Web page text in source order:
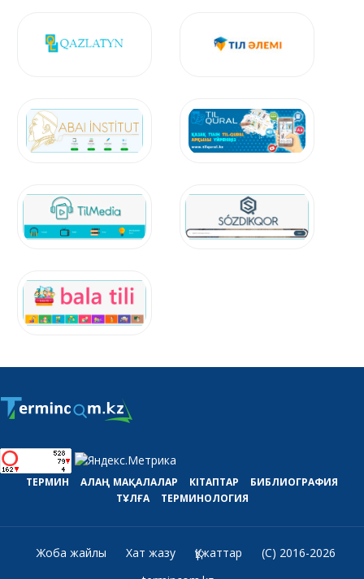
ТЕРМИН АЛАҢ МАҚАЛАЛАР КІТАПТАР
БИБЛИОГРАФИЯ
ТҰЛҒА
ТЕРМИНОЛОГИЯ
Жоба жайлы Хат жазу Құжаттар
(C) 2016-2026